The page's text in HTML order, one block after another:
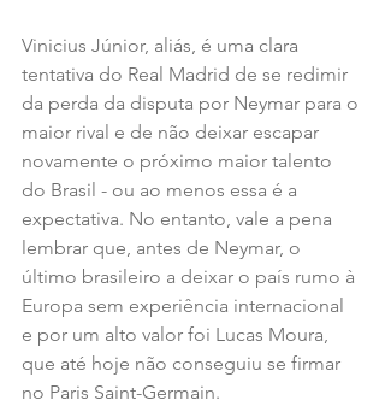
Vinicius Júnior, aliás, é uma clara
tentativa do Real Madrid de se redimir
da perda da disputa por Neymar para o
maior rival e de não deixar escapar
novamente o próximo maior talento
do Brasil - ou ao menos essa é a
expectativa. No entanto, vale a pena
lembrar que, antes de Neymar, o
último brasileiro a deixar o país rumo à
Europa sem experiência internacional
e por um alto valor foi Lucas Moura,
que até hoje não conseguiu se firmar
no Paris Saint-Germain.